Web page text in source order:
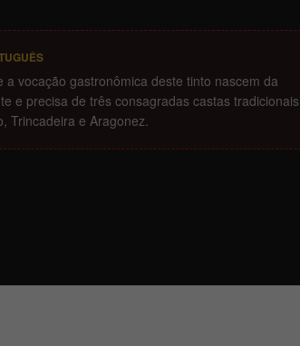
a vocação gastronômica deste tinto nascem da
e precisa de três consagradas castas tradicionais
Trincadeira e Aragonez.